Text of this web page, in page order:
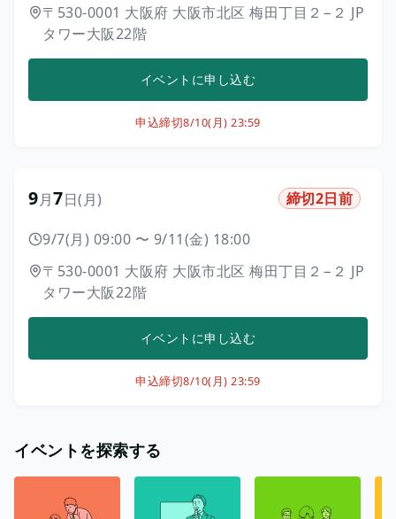
イベントを探索する
〒530-0001 大阪府 大阪市北区 梅田丁目２−２ JP
タワー大阪22階
イベントに申し込む
申込締切8/10(月) 23:59
9月7日(月) 締切2日前
9/7(月) 09:00 〜 9/11(金) 18:00
〒530-0001 大阪府 大阪市北区 梅田丁目２−２ JP
タワー大阪22階
イベントに申し込む
申込締切8/10(月) 23:59